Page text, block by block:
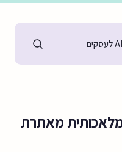
מאתרת